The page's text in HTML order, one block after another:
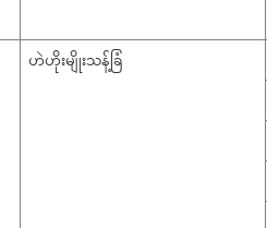
ဟဲဟိုးမျိုးသန့်ခြံ